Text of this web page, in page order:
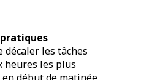
décaler les tâches
heures les plus